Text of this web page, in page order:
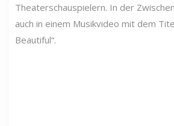
Theaterschauspielern. In der
auch in einem Musikvideo mit dem
Beautiful“.